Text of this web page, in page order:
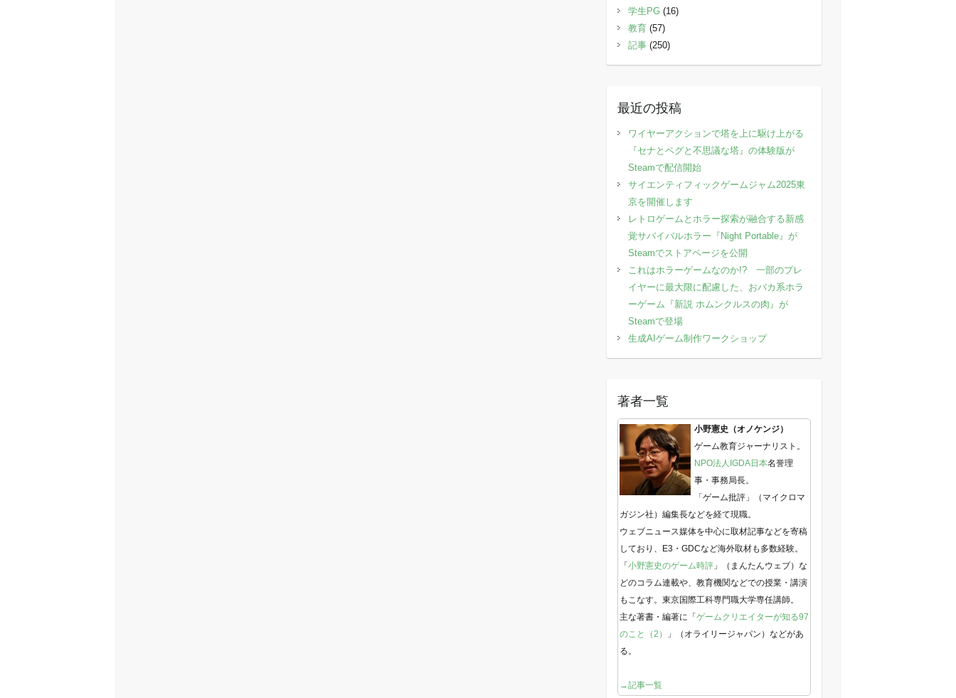
学生PG(16)
教育(57)
記事(250)
最近の投稿
ワイヤーアクションで塔を上に駆け上がる
『セナとペグと不思議な塔』の体験版が
Steamで配信開始
サイエンティフィックゲームジャム2025東
京を開催します
レトロゲームとホラー探索が融合する新感
覚サバイバルホラー『Night Portable』が
Steamでストアページを公開
これはホラーゲームなのか!? 一部のプレ
イヤーに最大限に配慮した、おバカ系ホラ
ーゲーム『新説 ホムンクルスの肉』が
Steamで登場
生成AIゲーム制作ワークショップ
著者一覧
小野憲史（オノケンジ）
ゲーム教育ジャーナリスト。
NPO法人IGDA日本名誉理
事・事務局長。
「ゲーム批評」（マイクロマ
ガジン社）編集長などを経て現職。
ウェブニュース媒体を中心に取材記事などを寄稿
しており、E3・GDCなど海外取材も多数経験。
「 小野憲史のゲーム時評」（まんたんウェブ）な
どのコラム連載や、教育機関などでの授業・講演
もこなす。東京国際工科専門職大学専任講師。
主な著書・編著に「 ゲームクリエイターが知る97
のこと（2）
」（オライリージャパン）などがあ
る。
→記事一覧